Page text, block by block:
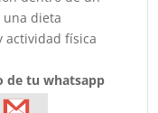
dieta
actividad física
de tu whatsapp